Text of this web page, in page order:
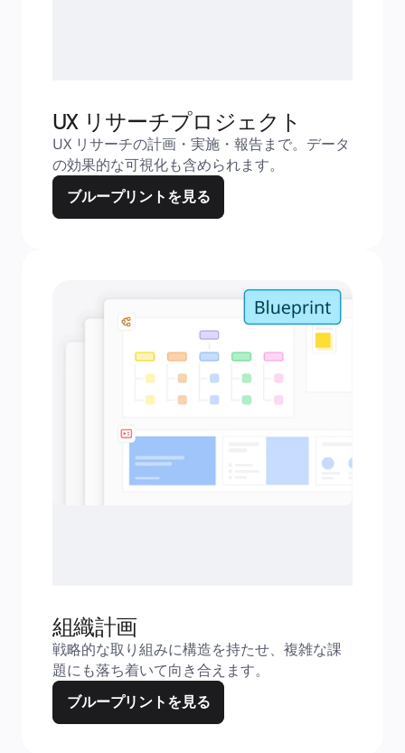
UX リサーチプロジェクト
UX リサーチの計画・実施・報告まで。データ
の効果的な可視化も含められます。
ブループリントを見る
組織計画
戦略的な取り組みに構造を持たせ、複雑な課
題にも落ち着いて向き合えます。
ブループリントを見る